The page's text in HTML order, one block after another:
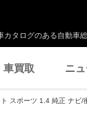
タログのある自動車
車買取 ニ
スポーツ 1.4 純正 ナビ/